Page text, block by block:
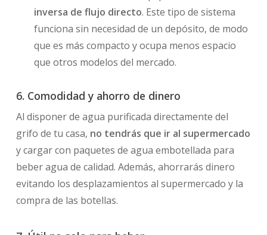
inversa de flujo directo. Este tipo de sistema
funciona sin necesidad de un depósito, de modo
que es más compacto y ocupa menos espacio
que otros modelos del mercado.
6. Comodidad y ahorro de dinero
Al disponer de agua purificada directamente del
grifo de tu casa, no tendrás que ir al supermercado
y cargar con paquetes de agua embotellada para
beber agua de calidad. Además, ahorrarás dinero
evitando los desplazamientos al supermercado y la
compra de las botellas.